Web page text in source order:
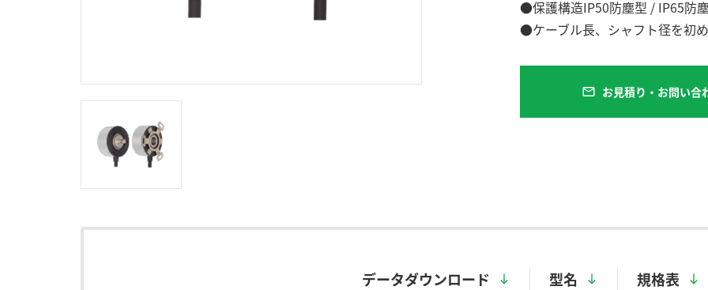
●保護構造IP50防塵型 / IP65防
●ケーブル長、シャフト径を初
mail お見積り・お問い合
データダウンロード 型名 規格表